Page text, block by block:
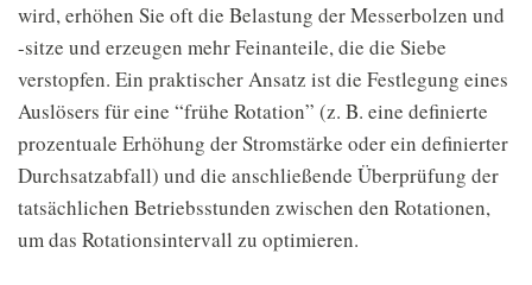
wird, erhöhen Sie oft die Belastung der Messerbolzen und
-sitze und erzeugen mehr Feinanteile, die die Siebe
verstopfen. Ein praktischer Ansatz ist die Festlegung eines
Auslösers für eine “frühe Rotation” (z. B. eine definierte
prozentuale Erhöhung der Stromstärke oder ein definierter
Durchsatzabfall) und die anschließende Überprüfung der
tatsächlichen Betriebsstunden zwischen den Rotationen,
um das Rotationsintervall zu optimieren.